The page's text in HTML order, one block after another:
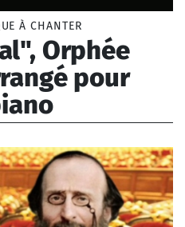
À CHANTER
Orphée
pour